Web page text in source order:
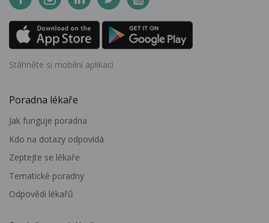
Stáhněte si mobilní aplikaci
Poradna lékaře
Jak funguje poradna
Kdo na dotazy odpovídá
Zeptejte se lékaře
Tematické poradny
Odpovědi lékařů